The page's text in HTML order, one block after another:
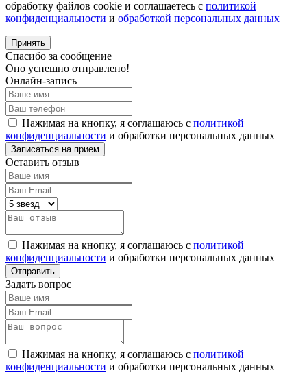
обработку файлов cookie и соглашаетесь с политикой
конфиденциальности и обработкой персональных данных
Принять
Спасибо за сообщение
Оно успешно отправлено!
Онлайн-запись
Нажимая на кнопку, я соглашаюсь с политикой
конфиденциальности и обработки персональных данных
Оставить отзыв
Нажимая на кнопку, я соглашаюсь с политикой
конфиденциальности и обработки персональных данных
Задать вопрос
Нажимая на кнопку, я соглашаюсь с политикой
конфиденциальности и обработки персональных данных